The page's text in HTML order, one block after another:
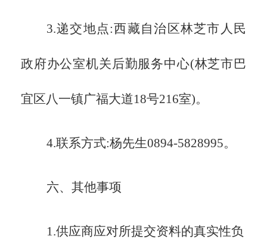
3.递交地点:西藏自治区林芝市人民
政府办公室机关后勤服务中心(林芝市巴
宜区八一镇广福大道18号216室)。
4.联系方式:杨先生0894-5828995。
六、其他事项
1.供应商应对所提交资料的真实性负